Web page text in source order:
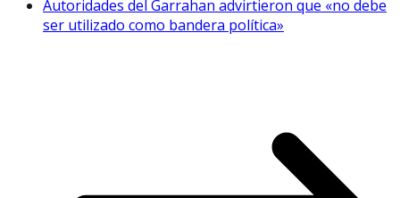
Autoridades del Garrahan advirtieron que «no debe
ser utilizado como bandera política»